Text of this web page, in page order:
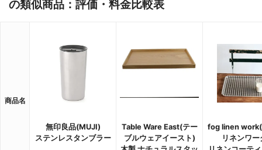
の類似商品：評価・料金比較表
商品名
無印良品(MUJI)
ステンレスタンブラー
Table Ware East(テー
ブルウェアイースト)
fog linen
リネンワー